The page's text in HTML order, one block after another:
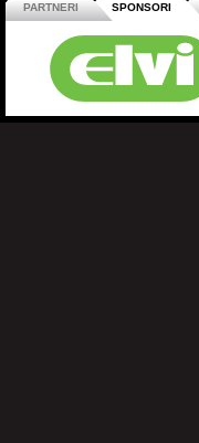
PARTNERI SPONSORI